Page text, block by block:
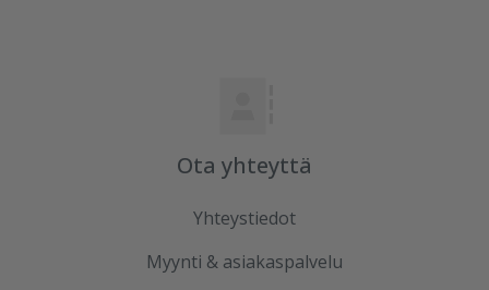
Ota yhteyttä
Yhteystiedot
Myynti & asiakaspalvelu